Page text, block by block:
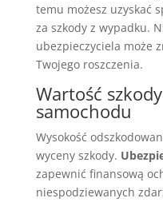
temu możesz uzyskać
za szkody z wypadku.
ubezpieczyciela może
Twojego roszczenia.
Wartość
samochodu
Wysokość
wyceny szkody.
zapewnić finansową
niespodziewanych